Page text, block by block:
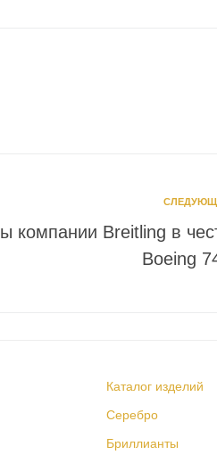
компании Breitling в
Boeing
Каталог изделий
Серебро
Бриллианты